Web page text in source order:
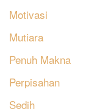
Motivasi
Mutiara
Penuh Makna
Perpisahan
Sedih